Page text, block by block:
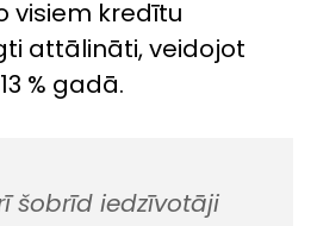
visiem kredītu
attālināti, veidojot
% gadā.
šobrīd iedzīvotāji